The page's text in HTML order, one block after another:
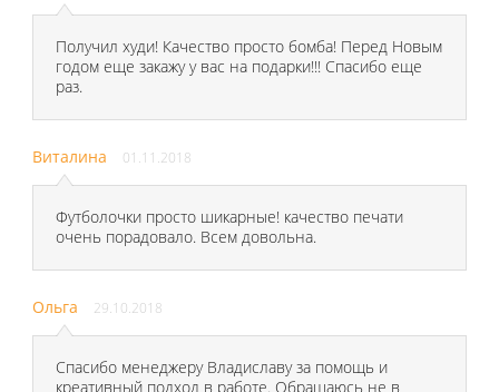
Получил худи! Качество просто бомба! Перед Новым
годом еще закажу у вас на подарки!!! Спасибо еще
раз.
Виталина 01.11.2018
Футболочки просто шикарные! качество печати
очень порадовало. Всем довольна.
Ольга 29.10.2018
Спасибо менеджеру Владиславу за помощь и
креативный подход в работе. Обращаюсь не в